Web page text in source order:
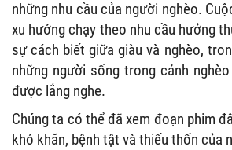
những nhu cầu của người nghèo.
xu hướng chạy theo nhu cầu hưởng
sự cách biết giữa giàu và nghèo,
những người sống trong cảnh
được lắng nghe.
Chúng ta có thể đã xem đoạn phim
khó khăn, bệnh tật và thiếu thốn của